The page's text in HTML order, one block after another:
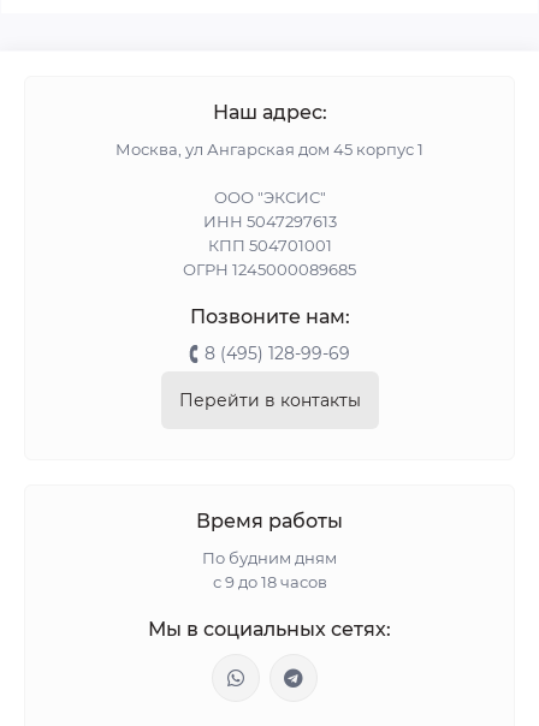
Наш адрес:
Москва, ул Ангарская дом 45 корпус 1
ООО "ЭКСИС"
ИНН 5047297613
КПП 504701001
ОГРН 1245000089685
Позвоните нам:
8 (495) 128-99-69
Перейти в контакты
Время работы
По будним дням
с 9 до 18 часов
Мы в социальных сетях: